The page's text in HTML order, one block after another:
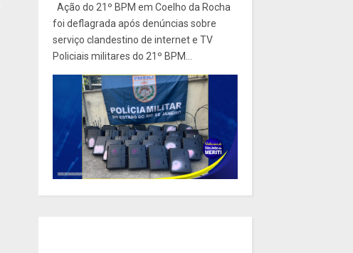
Ação do 21º BPM em Coelho da Rocha
foi deflagrada após denúncias sobre
serviço clandestino de internet e TV
Policiais militares do 21º BPM...